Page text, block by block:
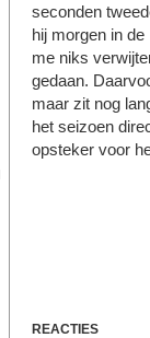
seconden
hij morgen in
me niks
gedaan.
maar zit nog
het seizoen
opsteker voor
REACTIES